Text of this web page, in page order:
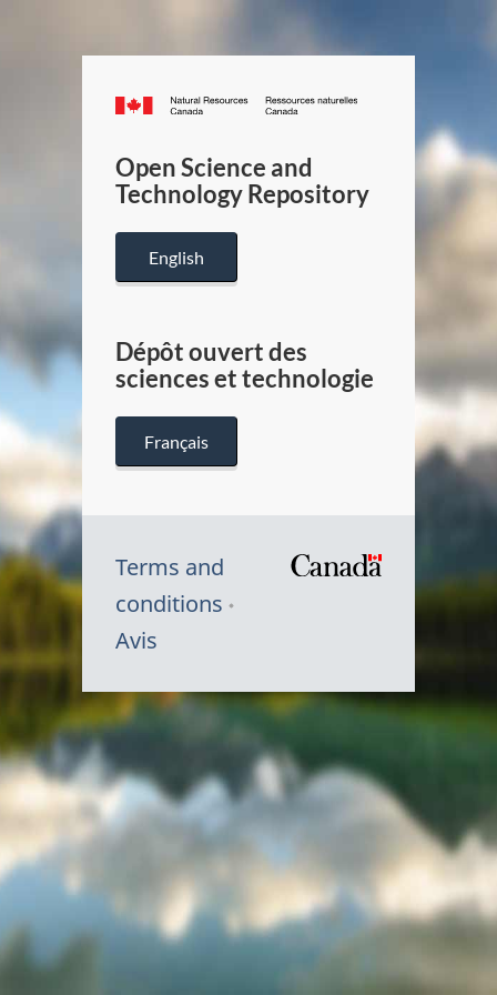
Canada.ca
/
Canada
Open Science and
Technology Repository
English
Dépôt ouvert des
sciences et technologie
Français
Terms and
conditions
Avis
Symbole
du